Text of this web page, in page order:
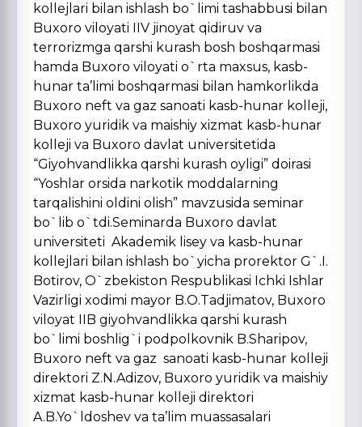
kollejlari bilan ishlash bo`limi tashabbusi bilan
Buxoro viloyati IIV jinoyat qidiruv va
terrorizmga qarshi kurash bosh boshqarmasi
hamda Buxoro viloyati o`rta maxsus, kasb-
hunar ta’limi boshqarmasi bilan hamkorlikda
Buxoro neft va gaz sanoati kasb-hunar kolleji,
Buxoro yuridik va maishiy xizmat kasb-hunar
kolleji va Buxoro davlat universitetida
“Giyohvandlikka qarshi kurash oyligi” doirasi
“Yoshlar orsida narkotik moddalarning
tarqalishini oldini olish” mavzusida seminar
bo`lib o`tdi.Seminarda Buxoro davlat
universiteti Akademik lisey va kasb-hunar
kollejlari bilan ishlash bo`yicha prorektor G`.I.
Botirov, O`zbekiston Respublikasi Ichki Ishlar
Vazirligi xodimi mayor B.O.Tadjimatov, Buxoro
viloyat IIB giyohvandlikka qarshi kurash
bo`limi boshlig`i podpolkovnik B.Sharipov,
Buxoro neft va gaz sanoati kasb-hunar kolleji
direktori Z.N.Adizov, Buxoro yuridik va maishiy
xizmat kasb-hunar kolleji direktori
A.B.Yo`ldoshev va ta’lim muassasalari